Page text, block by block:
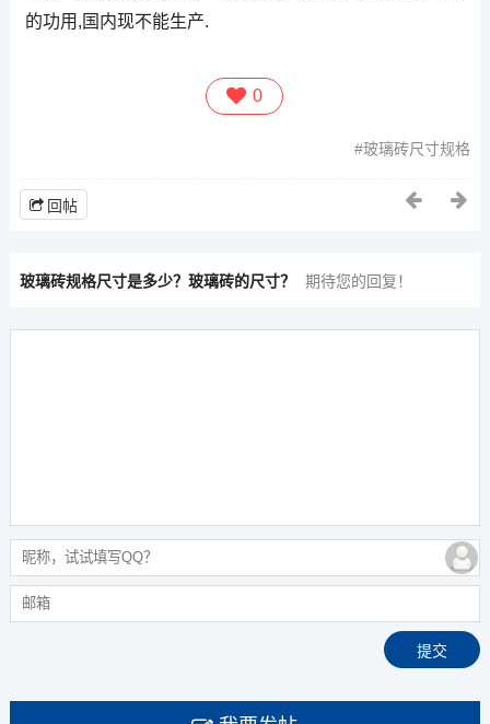
的功用,国内现不能生产.
0
玻璃砖尺寸规格
回帖
玻璃砖规格尺寸是多少？玻璃砖的尺寸？ 期待您的回复！